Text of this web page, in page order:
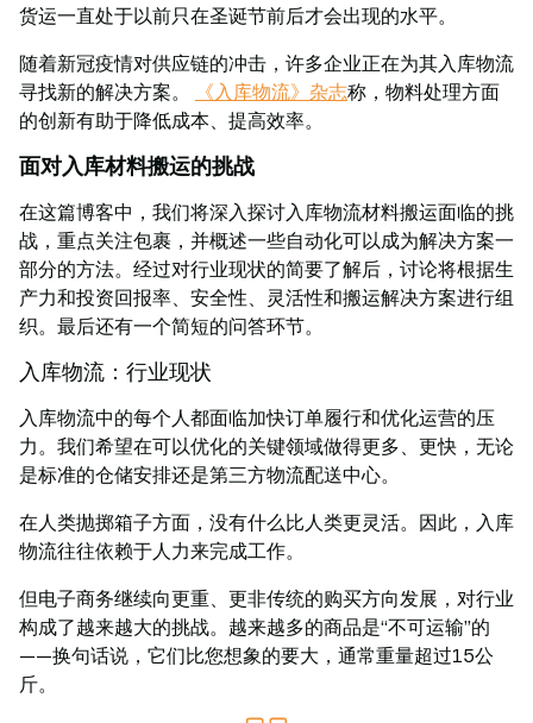
货运一直处于以前只在圣诞节前后才会出现的水平。
随着新冠疫情对供应链的冲击，许多企业正在为其入库物流
寻找新的解决方案。
《入库物流》杂志称，物料处理方面
的创新有助于降低成本、提高效率。
面对入库材料搬运的挑战
在这篇博客中，我们将深入探讨入库物流材料搬运面临的挑
战，重点关注包裹，并概述一些自动化可以成为解决方案一
部分的方法。经过对行业现状的简要了解后，讨论将根据生
产力和投资回报率、安全性、灵活性和搬运解决方案进行组
织。最后还有一个简短的问答环节。
入库物流：行业现状
入库物流中的每个人都面临加快订单履行和优化运营的压
力。我们希望在可以优化的关键领域做得更多、更快，无论
是标准的仓储安排还是第三方物流配送中心。
在人类抛掷箱子方面，没有什么比人类更灵活。因此，入库
物流往往依赖于人力来完成工作。
但电子商务继续向更重、更非传统的购买方向发展，对行业
构成了越来越大的挑战。越来越多的商品是“不可运输”的
——换句话说，它们比您想象的要大，通常重量超过15公
斤。